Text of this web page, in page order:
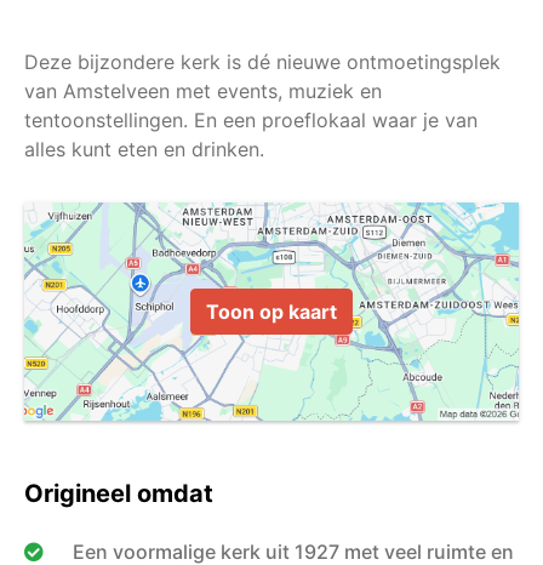
Deze bijzondere kerk is dé nieuwe ontmoetingsplek
van Amstelveen met events, muziek en
tentoonstellingen. En een proeflokaal waar je van
Toon op kaart
Origineel omdat
Een voormalige kerk uit 1927 met veel ruimte en